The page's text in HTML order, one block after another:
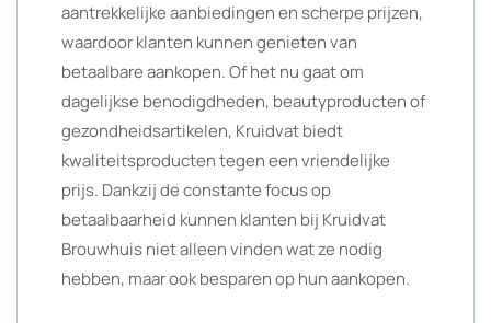
aantrekkelijke aanbiedingen en scherpe prijzen,
waardoor klanten kunnen genieten van
betaalbare aankopen. Of het nu gaat om
dagelijkse benodigdheden, beautyproducten of
gezondheidsartikelen, Kruidvat biedt
kwaliteitsproducten tegen een vriendelijke
prijs. Dankzij de constante focus op
betaalbaarheid kunnen klanten bij Kruidvat
Brouwhuis niet alleen vinden wat ze nodig
hebben, maar ook besparen op hun aankopen.